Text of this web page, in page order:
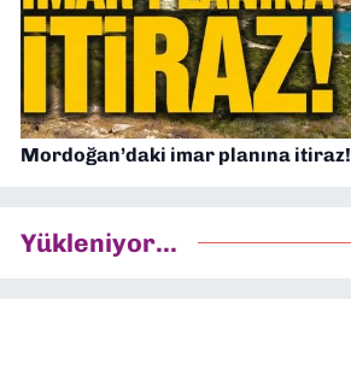
Mordoğan’daki imar planına itiraz!
Yükleniyor...